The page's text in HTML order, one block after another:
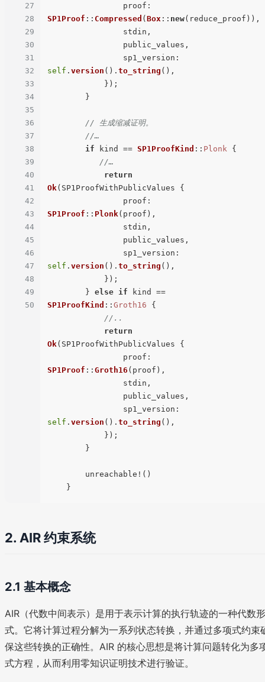
27
28
29
30
31
32
33
34
35
36
37
38
39
40
41
42
43
44
45
46
47
48
49
50
proof
SP1Proof :: Compressed ( Box :: new(reduce_proof)),
self . version (). to_string (),
// 生成缩减证明。
//…
if kind == SP1ProofKind :: Plonk {
//…
return
Ok(SP1ProofWithPublicValues {
proof
SP1Proof :: Plonk(proof),
sp1_version
self . version (). to_string (),
        }
else if
SP1ProofKind :: Groth16 {
//..
return
Ok(SP1ProofWithPublicValues {
proof
SP1Proof :: Groth16 (proof),
sp1_version
self . version (). to_string (),
2. AIR 约束系统
2.1 基本概念
AIR（代数中间表示）是用于表示计算的执行轨迹的一种代数形
式。它将计算过程分解为一系列状态转换，并通过多项式约束
保这些转换的正确性。AIR 的核心思想是将计算问题转化为多
式方程，从而利用零知识证明技术进行验证。